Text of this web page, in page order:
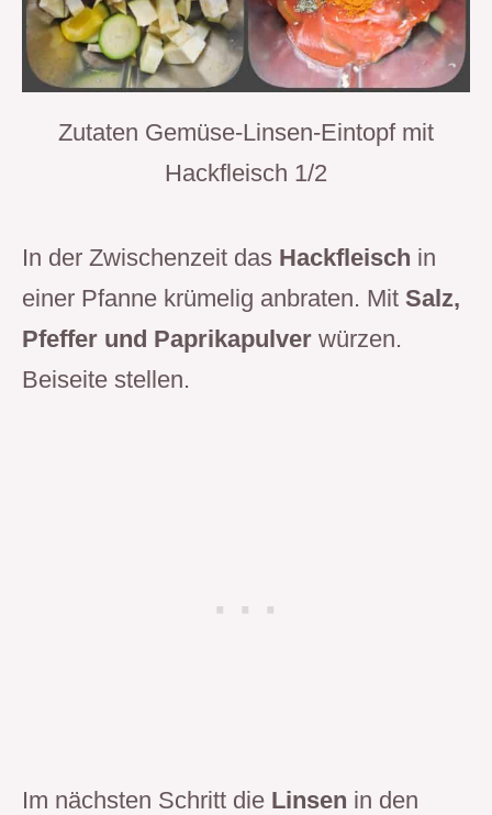
Zutaten Gemüse-Linsen-Eintopf mit
Hackfleisch 1/2
In der Zwischenzeit das Hackfleisch in
einer Pfanne krümelig anbraten. Mit Salz,
Pfeffer und Paprikapulver würzen.
Beiseite stellen.
Im nächsten Schritt die Linsen in den